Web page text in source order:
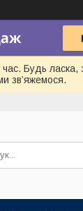
Будь
зв’яжемося.